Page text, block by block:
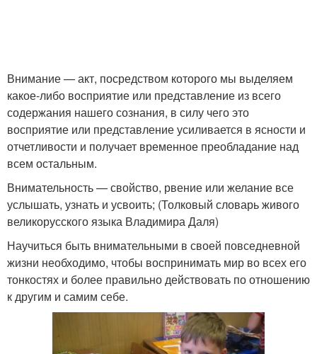
Внимание — акт, посредством которого мы выделяем
какое-либо восприятие или представление из всего
содержания нашего сознания, в силу чего это
восприятие или представление усиливается в ясности и
отчетливости и получает временное преобладание над
всем остальным.
Внимательность — свойство, рвение или желание все
услышать, узнать и усвоить; (Толковый словарь живого
великорусского языка Владимира Даля)
Научиться быть внимательными в своей повседневной
жизни необходимо, чтобы воспринимать мир во всех его
тонкостях и более правильно действовать по отношению
к другим и самим себе.